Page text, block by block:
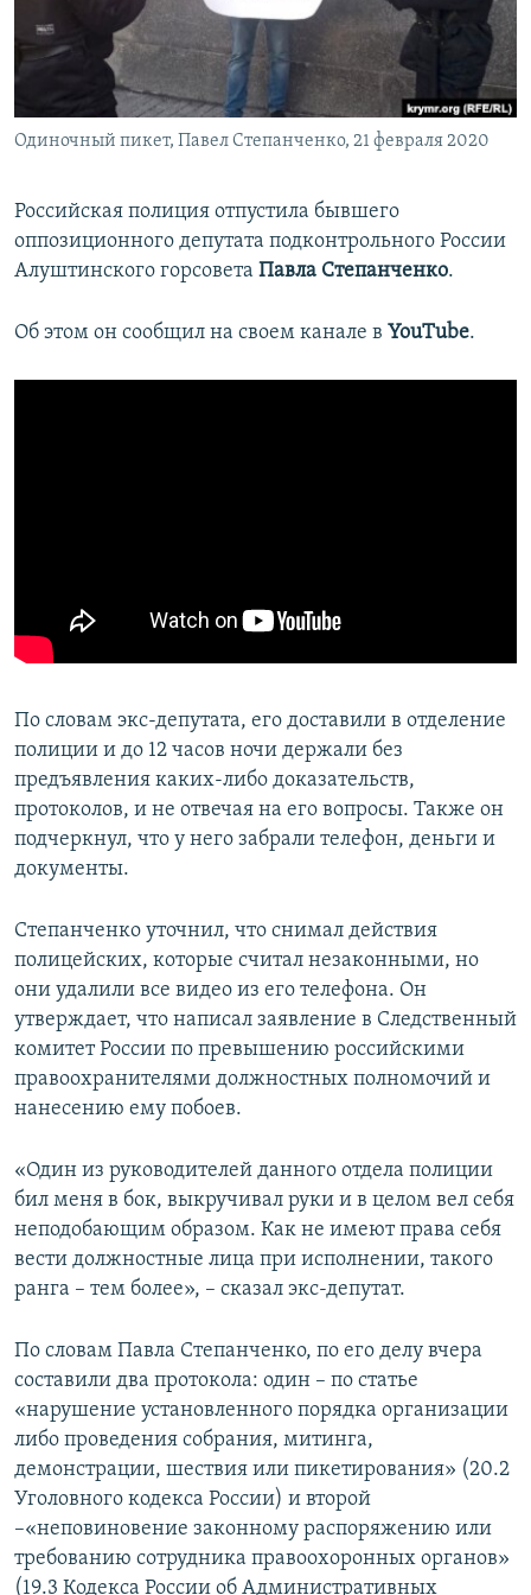
ПОБЕДИТЕЛЕЙ НЕ СУДЯТ?
КРЫМ.НЕПОКОРЕННЫЙ
УКРАИНСКАЯ ПРОБЛЕМА КРЫМА
ПРИСОЕДИНЯЙТЕСЬ!
Одиночный пикет, Павел Степанченко, 21 февраля 2020
Российская полиция отпустила бывшего
оппозиционного депутата подконтрольного России
Алуштинского горсовета Павла Степанченко.
Об этом он сообщил на своем канале в YouTube.
По словам экс-депутата, его доставили в отделение
полиции и до 12 часов ночи держали без
предъявления каких-либо доказательств,
протоколов, и не отвечая на его вопросы. Также он
подчеркнул, что у него забрали телефон, деньги и
документы.
Степанченко уточнил, что снимал действия
полицейских, которые считал незаконными, но
они удалили все видео из его телефона. Он
утверждает, что написал заявление в Следственный
комитет России по превышению российскими
правоохранителями должностных полномочий и
нанесению ему побоев.
«Один из руководителей данного отдела полиции
бил меня в бок, выкручивал руки и в целом вел себя
неподобающим образом. Как не имеют права себя
вести должностные лица при исполнении, такого
ранга – тем более», – сказал экс-депутат.
По словам Павла Степанченко, по его делу вчера
составили два протокола: один – по статье
«нарушение установленного порядка организации
либо проведения собрания, митинга,
демонстрации, шествия или пикетирования» (20.2
Уголовного кодекса России) и второй
–«неповиновение законному распоряжению или
требованию сотрудника правоохоронных органов»
(19.3 Кодекса России об Административных